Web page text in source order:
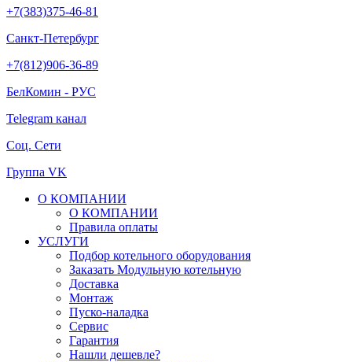
+7(383)375-46-81
Санкт-Петербург
+7(812)906-36-89
БелКомин - РУС
Telegram канал
Соц. Сети
Группа VK
О КОМПАНИИ
О КОМПАНИИ
Правила оплаты
УСЛУГИ
Подбор котельного оборудования
Заказать Модульную котельную
Доставка
Монтаж
Пуско-наладка
Сервис
Гарантия
Нашли дешевле?